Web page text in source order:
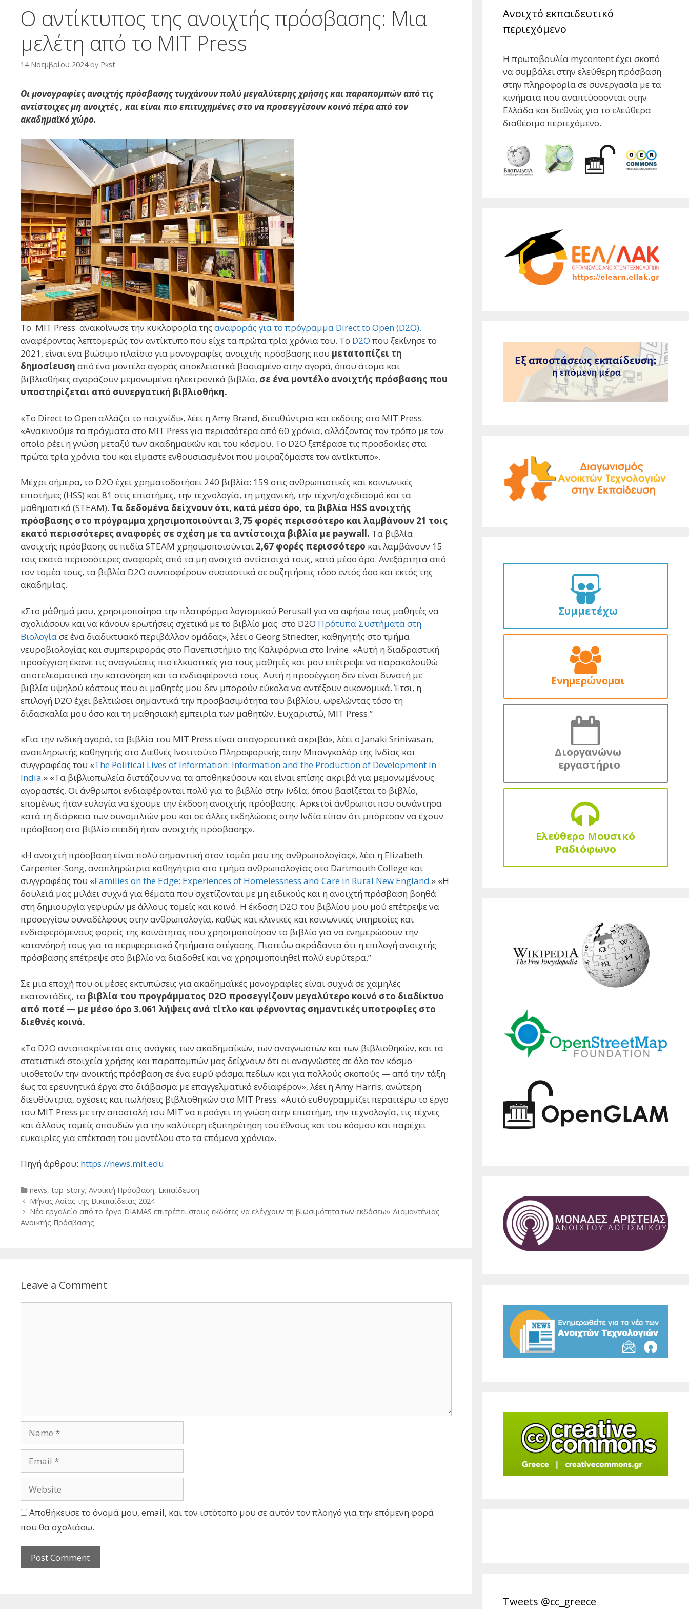
Ο αντίκτυπος της ανοιχτής πρόσβασης: Μια
μελέτη από το MIT Press
14 Νοεμβρίου 2024 by Pkst
Οι μονογραφίες ανοιχτής πρόσβασης τυγχάνουν πολύ μεγαλύτερης χρήσης και παραπομπών από τις
αντίστοιχεςμη ανοιχτές , και είναι πιο επιτυχημένες στο να προσεγγίσουν κοινό πέρα ​​από τον
ακαδημαϊκό χώρο.
To MIT Press ανακοίνωσε την κυκλοφορία της αναφοράς για το πρόγραμμα Direct to Open (D2O).
αναφέροντας λεπτομερώς τον αντίκτυπο που είχε τα πρώτα τρία χρόνια του. Το D2O που ξεκίνησε το
2021, είναι ένα βιώσιμο πλαίσιο για μονογραφίες ανοιχτής πρόσβασης που μετατοπίζει τη
δημοσίευση από ένα μοντέλο αγοράς αποκλειστικά βασισμένο στην αγορά, όπου άτομα και
βιβλιοθήκες αγοράζουν μεμονωμένα ηλεκτρονικά βιβλία, σε ένα μοντέλο ανοιχτής πρόσβασης που
υποστηρίζεται από συνεργατική βιβλιοθήκη.
«Το Direct to Open αλλάζει το παιχνίδι», λέει η Amy Brand, διευθύντρια και εκδότης στο MIT Press.
«Ανακινούμε τα πράγματα στο MIT Press για περισσότερα από 60 χρόνια, αλλάζοντας τον τρόπο με τον
οποίο ρέει η γνώση μεταξύ των ακαδημαϊκών και του κόσμου. Το D2O ξεπέρασε τις προσδοκίες στα
πρώτα τρία χρόνια του και είμαστε ενθουσιασμένοι που μοιραζόμαστε τον αντίκτυπο».
Μέχρι σήμερα, το D2O έχει χρηματοδοτήσει 240 βιβλία: 159 στις ανθρωπιστικές και κοινωνικές
επιστήμες (HSS) και 81 στις επιστήμες, την τεχνολογία, τη μηχανική, την τέχνη/σχεδιασμό και τα
μαθηματικά (STEAM). Τα δεδομένα δείχνουν ότι, κατά μέσο όρο, τα βιβλία HSS ανοιχτής
πρόσβασης στο πρόγραμμα χρησιμοποιούνται 3,75 φορές περισσότερο και λαμβάνουν 21 τοις
εκατό περισσότερες αναφορές σε σχέση με τα αντίστοιχα βιβλία με paywall. Τα βιβλία
ανοιχτής πρόσβασης σε πεδία STEAM χρησιμοποιούνται 2,67 φορές περισσότερο και λαμβάνουν 15
τοις εκατό περισσότερες αναφορές από τα μη ανοιχτά αντίστοιχά τους, κατά μέσο όρο. Ανεξάρτητα από
τον τομέα τους, τα βιβλία D2O συνεισφέρουν ουσιαστικά σε συζητήσεις τόσο εντός όσο και εκτός της
ακαδημίας.
«Στο μάθημά μου, χρησιμοποίησα την πλατφόρμα λογισμικού Perusall για να αφήσω τους μαθητές να
σχολιάσουν και να κάνουν ερωτήσεις σχετικά με το βιβλίο μας στο D2O Πρότυπα Συστήματα στη
Βιολογία σε ένα διαδικτυακό περιβάλλον ομάδας», λέει ο Georg Striedter, καθηγητής στο τμήμα
νευροβιολογίας και συμπεριφοράς στο Πανεπιστήμιο της Καλιφόρνια στο Irvine. «Αυτή η διαδραστική
προσέγγιση έκανε τις αναγνώσεις πιο ελκυστικές για τους μαθητές και μου επέτρεψε να παρακολουθώ
αποτελεσματικά την κατανόηση και τα ενδιαφέροντά τους. Αυτή η προσέγγιση δεν είναι δυνατή με
βιβλία υψηλού κόστους που οι μαθητές μου δεν μπορούν εύκολα να αντέξουν οικονομικά. Έτσι, η
επιλογή D2O έχει βελτιώσει σημαντικά την προσβασιμότητα του βιβλίου, ωφελώντας τόσο τη
διδασκαλία μου όσο και τη μαθησιακή εμπειρία των μαθητών. Ευχαριστώ, MIT Press.”
«Για την ινδική αγορά, τα βιβλία του MIT Press είναι απαγορευτικά ακριβά», λέει ο Janaki Srinivasan,
αναπληρωτής καθηγητής στο Διεθνές Ινστιτούτο Πληροφορικής στην Μπανγκαλόρ της Ινδίας και
συγγραφέας του «The Political Lives of Information: Information and the Production of Development in
India.» «Τα βιβλιοπωλεία διστάζουν να τα αποθηκεύσουν και είναι επίσης ακριβά για μεμονωμένους
αγοραστές. Οι άνθρωποι ενδιαφέρονται πολύ για το βιβλίο στην Ινδία, όπου βασίζεται το βιβλίο,
επομένως ήταν ευλογία να έχουμε την έκδοση ανοιχτής πρόσβασης. Αρκετοί άνθρωποι που συνάντησα
κατά τη διάρκεια των συνομιλιών μου και σε άλλες εκδηλώσεις στην Ινδία είπαν ότι μπόρεσαν να έχουν
πρόσβαση στο βιβλίο επειδή ήταν ανοιχτής πρόσβασης».
«Η ανοιχτή πρόσβαση είναι πολύ σημαντική στον τομέα μου της ανθρωπολογίας», λέει η Elizabeth
Carpenter-Song, αναπληρώτρια καθηγήτρια στο τμήμα ανθρωπολογίας στο Dartmouth College και
συγγραφέας του «Families on the Edge: Experiences of Homelessness and Care in Rural New England.» «Η
δουλειά μας μιλάει συχνά για θέματα που σχετίζονται με μη ειδικούς και η ανοιχτή πρόσβαση βοηθά
στη δημιουργία γεφυρών με άλλους τομείς και κοινό. Η έκδοση D2O του βιβλίου μου μού επέτρεψε να
προσεγγίσω συναδέλφους στην ανθρωπολογία, καθώς και κλινικές και κοινωνικές υπηρεσίες και
ενδιαφερόμενους φορείς της κοινότητας που χρησιμοποίησαν το βιβλίο για να ενημερώσουν την
κατανόησή τους για τα περιφερειακά ζητήματα στέγασης. Πιστεύω ακράδαντα ότι η επιλογή ανοιχτής
πρόσβασης επέτρεψε στο βιβλίο να διαδοθεί και να χρησιμοποιηθεί πολύ ευρύτερα.”
Σε μια εποχή που οι μέσες εκτυπώσεις για ακαδημαϊκές μονογραφίες είναι συχνά σε χαμηλές
εκατοντάδες, τα βιβλία του προγράμματος D2O προσεγγίζουν μεγαλύτερο κοινό στο διαδίκτυο
από ποτέ — με μέσο όρο 3.061 λήψεις ανά τίτλο και φέρνοντας σημαντικές υποτροφίες στο
διεθνές κοινό.
«Το D2O ανταποκρίνεται στις ανάγκες των ακαδημαϊκών, των αναγνωστών και των βιβλιοθηκών, και τα
στατιστικά στοιχεία χρήσης και παραπομπών μας δείχνουν ότι οι αναγνώστες σε όλο τον κόσμο
υιοθετούν την ανοικτής πρόσβαση σε ένα ευρύ φάσμα πεδίων και για πολλούς σκοπούς — από την τάξη
έως τα ερευνητικά έργα στο διάβασμα με επαγγελματικό ενδιαφέρον», λέει η Amy Harris, ανώτερη
διευθύντρια, σχέσεις και πωλήσεις βιβλιοθηκών στο MIT Press. «Αυτό ευθυγραμμίζει περαιτέρω το έργο
του MIT Press με την αποστολή του MIT να προάγει τη γνώση στην επιστήμη, την τεχνολογία, τις τέχνες
και άλλους τομείς σπουδών για την καλύτερη εξυπηρέτηση του έθνους και του κόσμου και παρέχει
ευκαιρίες για επέκταση του μοντέλου στο τα επόμενα χρόνια».
Πηγή άρθρου: https://news.mit.edu
Categories
news, top-story, Ανοικτή Πρόσβαση, Εκπαίδευση
Post
navigation
Μήνας Ασίας της Βικιπαίδειας 2024
Νέο εργαλείο από το έργο DIAMAS επιτρέπει στους εκδότες να ελέγχουν τη βιωσιμότητα των εκδόσεων Διαμαντένιας
Ανοικτής Πρόσβασης
Leave a Comment
Αποθήκευσε το όνομά μου, email, και τον ιστότοπο μου σε αυτόν τον πλοηγό για την επόμενη φορά
που θα σχολιάσω.
Ανοιχτό εκπαιδευτικό
περιεχόμενο
Η πρωτοβουλία mycontent έχει σκοπό
να συμβάλει στην ελεύθερη πρόσβαση
στην πληροφορία σε συνεργασία με τα
κινήματα που αναπτύσσονται στην
Ελλάδα και διεθνώς για το ελεύθερα
διαθέσιμο περιεχόμενο.
Συμμετέχω
Ενημερώνομαι
Διοργανώνω
εργαστήριο
Ελεύθερο Μουσικό
Ραδιόφωνο
Tweets @cc_greece